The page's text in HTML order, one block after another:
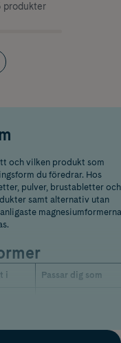
produkter
och vilken produkt som
du föredrar. Hos
pulver, brustabletter och
samt alternativ utan
magnesiumformerna
i Passar dig som